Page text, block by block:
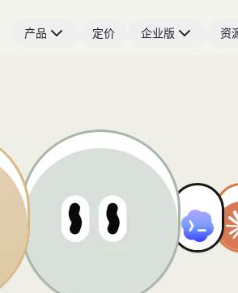
产品 定价 企业版 资